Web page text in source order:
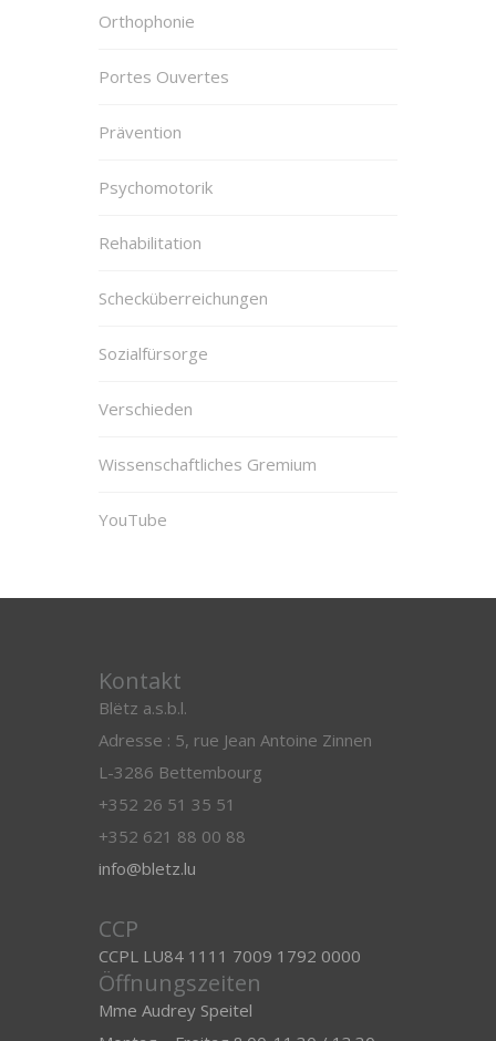
Orthophonie
Portes Ouvertes
Prävention
Psychomotorik
Rehabilitation
Schecküberreichungen
Sozialfürsorge
Verschieden
Wissenschaftliches Gremium
YouTube
Kontakt
Blëtz a.s.b.l.
Adresse : 5, rue Jean Antoine Zinnen
L-3286 Bettembourg
+352 26 51 35 51
+352 621 88 00 88
info@bletz.lu
CCP
CCPL LU84 1111 7009 1792 0000
Öffnungszeiten
Mme Audrey Speitel